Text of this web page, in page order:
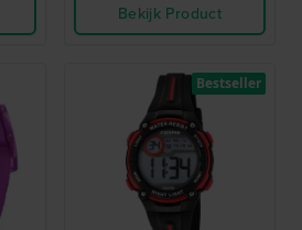
Bekijk Product
Bestseller